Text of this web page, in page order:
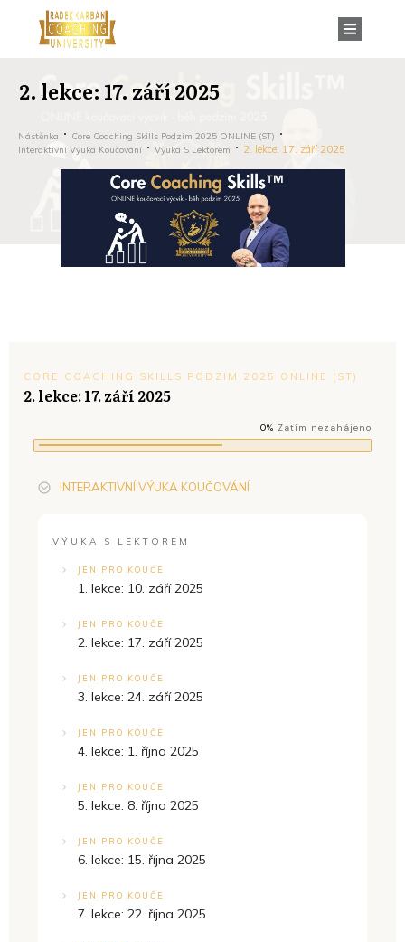
2. lekce: 17. září 2025
Nástěnka
Core Coaching Skills Podzim 2025 ONLINE (ST)
Interaktivní Výuka Koučování
Výuka S Lektorem 2. lekce: 17. září 2025
CORE COACHING SKILLS PODZIM 2025 ONLINE (ST)
2. lekce: 17. září 2025
0% Zatím nezahájeno
INTERAKTIVNÍ VÝUKA KOUČOVÁNÍ
VÝUKA S LEKTOREM
JEN PRO KOUČE
1. lekce: 10. září 2025
JEN PRO KOUČE
2. lekce: 17. září 2025
JEN PRO KOUČE
3. lekce: 24. září 2025
JEN PRO KOUČE
4. lekce: 1. října 2025
JEN PRO KOUČE
5. lekce: 8. října 2025
JEN PRO KOUČE
6. lekce: 15. října 2025
JEN PRO KOUČE
7. lekce: 22. října 2025